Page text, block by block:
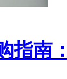
指南